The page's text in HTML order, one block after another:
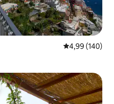
4,99 de uma
4,99 (140)
dos hóspedes